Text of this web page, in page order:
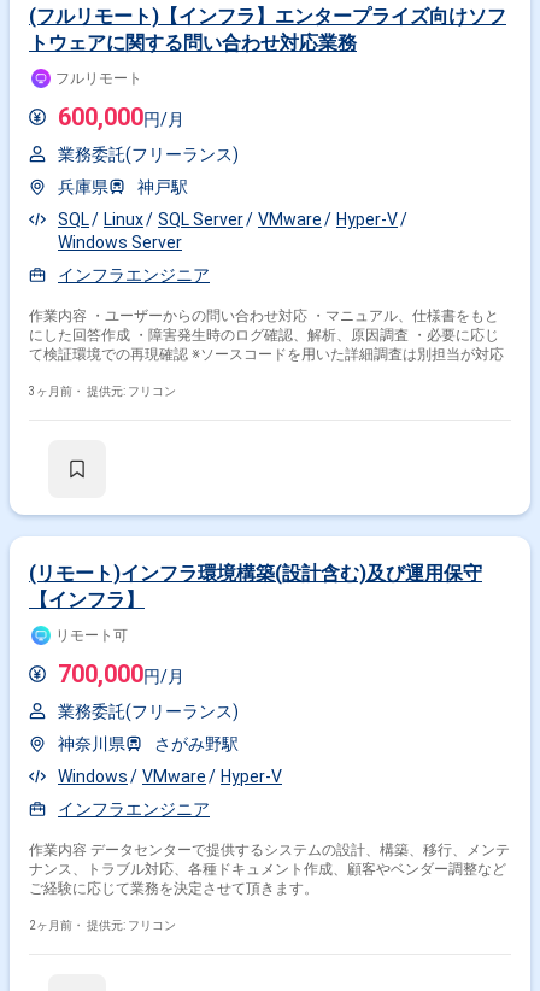
す。 ベンダーコントロール、要件定義、進捗管理などのマネジメント業務
を行っていただきます。 社内SEチームのメンバー管理および業務推進を
行っていただきます。 【求める人物像】 インフラ全般に幅広く携わるこ
とに意欲があり、サーバやネットワークの要件定義から設計・構築まで主
体的に推進いただける方を求めております。 ベンダーや業務部門とのコミ
ュニケーションを円滑に行い、状況に応じて柔軟に調整・判断できる方を
歓迎いたします。 社内関係者と協力しながら、安定したシステム運用と継
続的な改善に取り組んでいただける方を想定しております。 【ポジション
の魅力】 サーバ、ネットワーク、仮想基盤、認証基盤などインフラ全般を
横断して担当できるため、幅広い技術経験を積むことができます。 工場ネ
基盤設計や改善に携わることができます。 社内SEチームの一員として、
マネジメントや業務推進にも関わることで、上流工程やリーダーシップの
心としたインフラ環境にて、VMware/Hyper-Vによる仮想基盤やActive
盤システムを取り扱う環境となっております。
(フルリモート)【インフラ】エンタープライズ向けソフ
トウェアに関する問い合わせ対応業務
フルリモート
600,000円/月
業務委託(フリーランス)
兵庫県
神戸駅
SQL
Linux SQL Server VMware
Hyper-V
Windows Server
インフラエンジニア
作業内容 ・ユーザーからの問い合わせ対応 ・マニュアル、仕様書をもと
にした回答作成 ・障害発生時のログ確認、解析、原因調査 ・必要に応じ
て検証環境での再現確認 ※ソースコードを用いた詳細調査は別担当が対応
3ヶ月前・ 提供元: フリコン
(リモート)インフラ環境構築(設計含む)及び運用保守
【インフラ】
リモート可
700,000円/月
業務委託(フリーランス)
神奈川県
さがみ野駅
Windows
VMware
Hyper-V
インフラエンジニア
作業内容 データセンターで提供するシステムの設計、構築、移行、メンテ
ナンス、トラブル対応、各種ドキュメント作成、顧客やベンダー調整など
ご経験に応じて業務を決定させて頂きます。
2ヶ月前・ 提供元: フリコン
掛け合わせ条件で絞り込む
特徴で絞り込む